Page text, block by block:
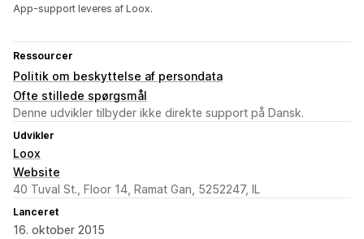
App-support leveres af Loox.
Ressourcer
Politik om beskyttelse af persondata
Ofte stillede spørgsmål
Denne udvikler tilbyder ikke direkte support på Dansk.
Udvikler
Loox
Website
40 Tuval St., Floor 14, Ramat Gan, 5252247, IL
Lanceret
16. oktober 2015